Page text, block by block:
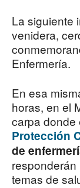
La siguiente
venidera,
Enfermería.
En esa
horas, en el
carpa donde
Protección
de
temas de